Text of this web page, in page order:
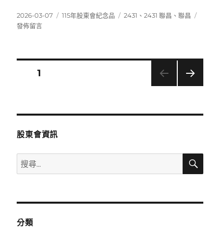
發
佈
2026-03-07
分
115年股東會紀念品
標
2431 、2431 聯昌 、聯昌
發佈留言
分
頁次1
股東會資訊
搜
尋
鍵
搜
分類